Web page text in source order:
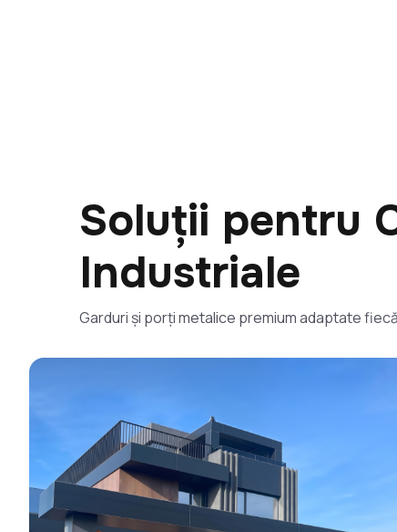
Soluții pentru
Industriale
Garduri și porți metalice premium adaptate